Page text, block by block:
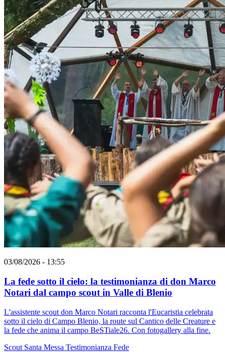
03/08/2026 - 13:55
La fede sotto il cielo: la testimonianza di don Marco
Notari dal campo scout in Valle di Blenio
L'assistente scout don Marco Notari racconta l'Eucaristia celebrata
sotto il cielo di Campo Blenio, la route sul Cantico delle Creature e
la fede che anima il campo BeSTiale26. Con fotogallery alla fine.
Scout Santa Messa Testimonianza Fede